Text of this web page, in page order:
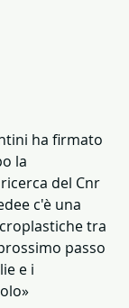
ha firmato
la
del Cnr
c'è una
tra
passo
e i